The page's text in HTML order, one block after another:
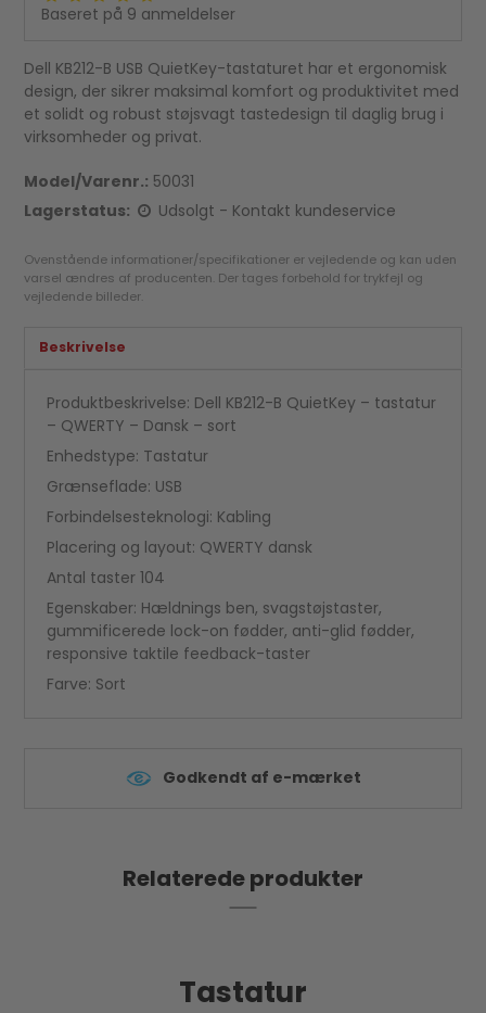
Baseret på 9 anmeldelser
Dell KB212-B USB QuietKey-tastaturet har et ergonomisk
design, der sikrer maksimal komfort og produktivitet med
et solidt og robust støjsvagt tastedesign til daglig brug i
virksomheder og privat.
Model/Varenr.: 50031
Lagerstatus:
Udsolgt - Kontakt kundeservice
Ovenstående informationer/specifikationer er vejledende og kan uden
varsel ændres af producenten. Der tages forbehold for trykfejl og
vejledende billeder.
Beskrivelse
Produktbeskrivelse: Dell KB212-B QuietKey – tastatur
– QWERTY – Dansk – sort
Enhedstype: Tastatur
Grænseflade: USB
Forbindelsesteknologi: Kabling
Placering og layout: QWERTY dansk
Antal taster 104
Egenskaber: Hældnings ben, svagstøjstaster,
gummificerede lock-on fødder, anti-glid fødder,
responsive taktile feedback-taster
Farve: Sort
Godkendt af e-mærket
Relaterede produkter
Tastatur